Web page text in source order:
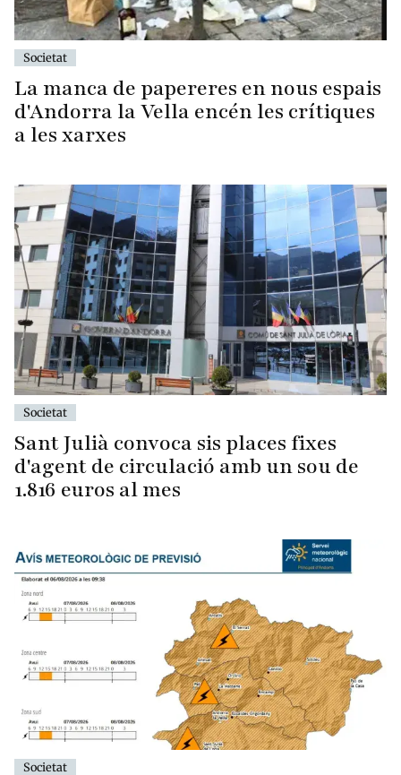
Societat
La manca de papereres en nous espais
d'Andorra la Vella encén les crítiques
a les xarxes
Societat
Sant Julià convoca sis places fixes
d'agent de circulació amb un sou de
1.816 euros al mes
Societat